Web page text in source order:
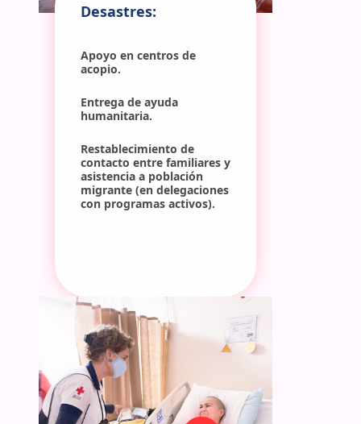
Desastres:
Apoyo en centros de
acopio.
Entrega de ayuda
humanitaria.
Restablecimiento de
contacto entre familiares y
asistencia a población
migrante (en delegaciones
con programas activos).